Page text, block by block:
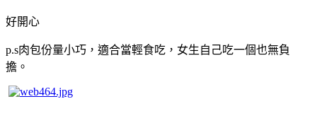
好開心
p.s肉包份量小巧，適合當輕食吃，女生自己吃一個也無負
擔。